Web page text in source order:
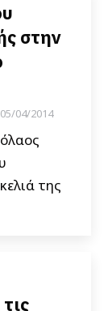
στην
05/04/2014
της